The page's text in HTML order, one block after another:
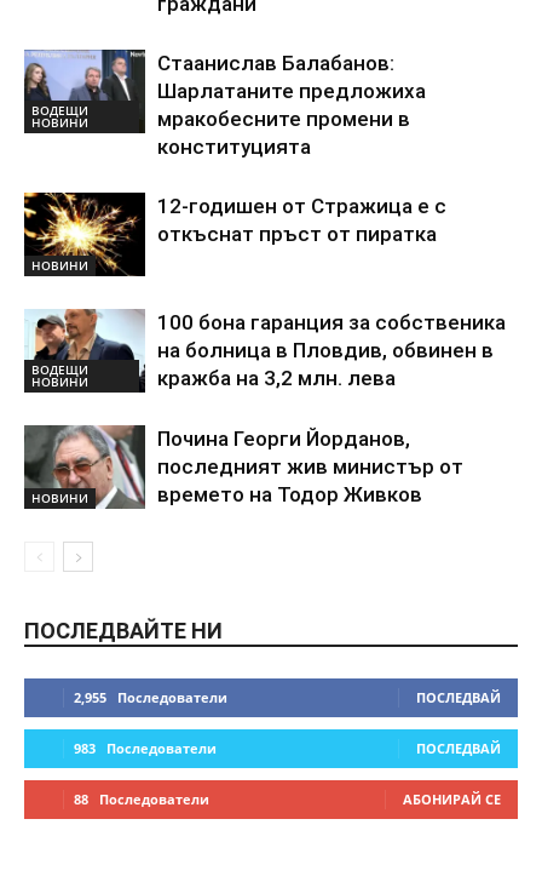
ВОДЕЩИ
НОВИНИ
Стаанислав Балабанов:
Шарлатаните предложиха
мракобесните промени в
конституцията
НОВИНИ
12-годишен от Стражица е с
откъснат пръст от пиратка
ВОДЕЩИ
НОВИНИ
100 бона гаранция за собственика
на болница в Пловдив, обвинен в
кражба на 3,2 млн. лева
НОВИНИ
Почина Георги Йорданов,
последният жив министър от
времето на Тодор Живков
ПОСЛЕДВАЙТЕ НИ
2,955 Последователи ПОСЛЕДВАЙ
983 Последователи ПОСЛЕДВАЙ
88 Последователи АБОНИРАЙ СЕ